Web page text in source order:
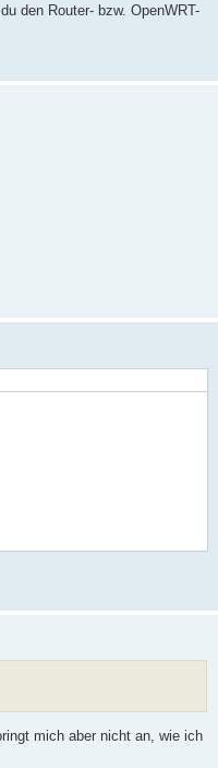
den Router- bzw. OpenWRT-
mich aber nicht an, wie ich